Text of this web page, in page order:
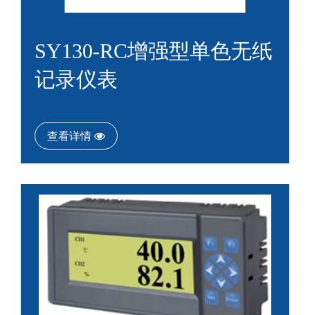
SY130-RC增强型单色无纸
记录仪表
查看详情